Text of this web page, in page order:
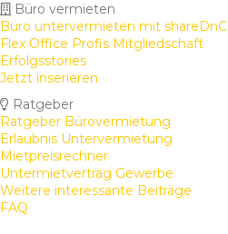
Büro vermieten
Büro untervermieten mit shareDnC
Flex Office Profis Mitgliedschaft
Erfolgsstories
Jetzt inserieren
Ratgeber
Ratgeber Bürovermietung
Erlaubnis Untervermietung
Mietpreisrechner
Untermietvertrag Gewerbe
Weitere interessante Beiträge
FAQ